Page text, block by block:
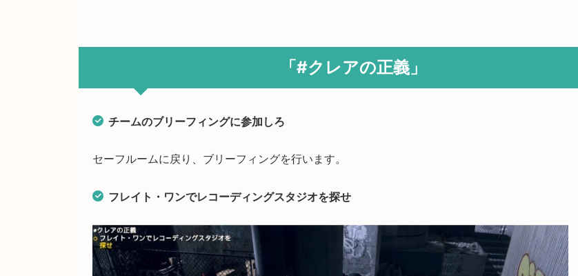
「#クレアの正義」
チームのブリーフィングに参加しろ
セーフルームに戻り、ブリーフィングを行います。
フレイト・ワンでレコーディングスタジオを探せ